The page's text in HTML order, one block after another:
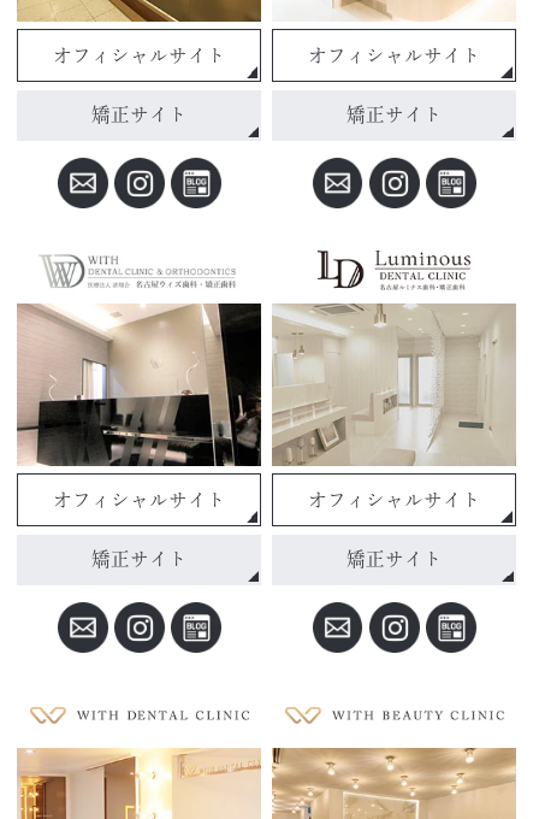
オフィシャルサイト
矯正サイト
オフィシャルサイト
矯正サイト
オフィシャルサイト
矯正サイト
オフィシャルサイト
矯正サイト